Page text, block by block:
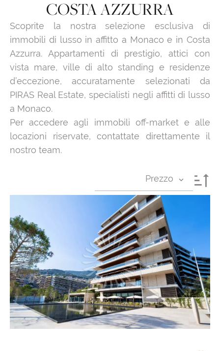
COSTA AZZURRA
Scoprite la nostra selezione esclusiva di
immobili di lusso in affitto a Monaco e in Costa
Azzurra. Appartamenti di prestigio, attici con
vista mare, ville di alto standing e residenze
d’eccezione, accuratamente selezionati da
PIRAS Real Estate, specialisti negli affitti di lusso
a Monaco.
Per accedere agli immobili off-market e alle
locazioni riservate, contattate direttamente il
nostro team.
Prezzo